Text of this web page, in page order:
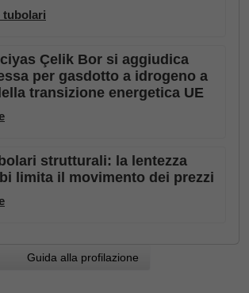
tubolari
Çelik Bor si aggiudica
per gasdotto a idrogeno a
transizione energetica UE
strutturali: la lentezza
limita il movimento dei prezzi
Guida alla profilazione